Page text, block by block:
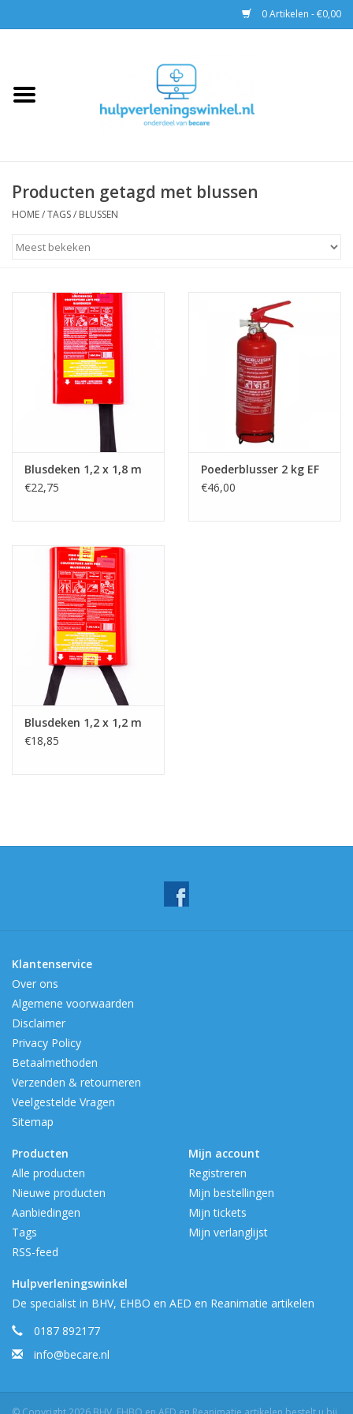
0 Artikelen - €0,00
EHBO
Pax tassen
Trainingen
Producten getagd met blussen
HOME/TAGS/ BLUSSEN
Blusdeken 1,2 x 1,8 m
€22,75
Poederblusser 2 kg EF
€46,00
Blusdeken 1,2 x 1,2 m
€18,85
Klantenservice
Over ons
Algemene voorwaarden
Disclaimer
Privacy Policy
Betaalmethoden
Verzenden & retourneren
Veelgestelde Vragen
Sitemap
Producten
Alle producten
Nieuwe producten
Aanbiedingen
Tags
RSS-feed
Mijn account
Registreren
Mijn bestellingen
Mijn tickets
Mijn verlanglijst
Hulpverleningswinkel
De specialist in BHV, EHBO en AED en Reanimatie artikelen
0187 892177
info@becare.nl